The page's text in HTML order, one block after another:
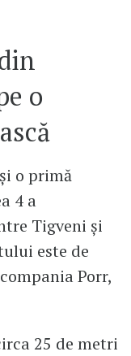
o
o primă
4 a
Tigveni și
este de
Porr,
25 de metri